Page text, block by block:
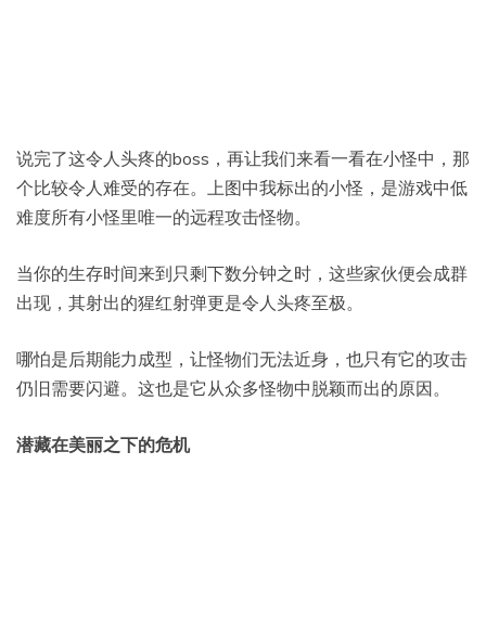
说完了这令人头疼的boss，再让我们来看一看在小怪中，那
个比较令人难受的存在。上图中我标出的小怪，是游戏中低
难度所有小怪里唯一的远程攻击怪物。
当你的生存时间来到只剩下数分钟之时，这些家伙便会成群
出现，其射出的猩红射弹更是令人头疼至极。
哪怕是后期能力成型，让怪物们无法近身，也只有它的攻击
仍旧需要闪避。这也是它从众多怪物中脱颖而出的原因。
潜藏在美丽之下的危机